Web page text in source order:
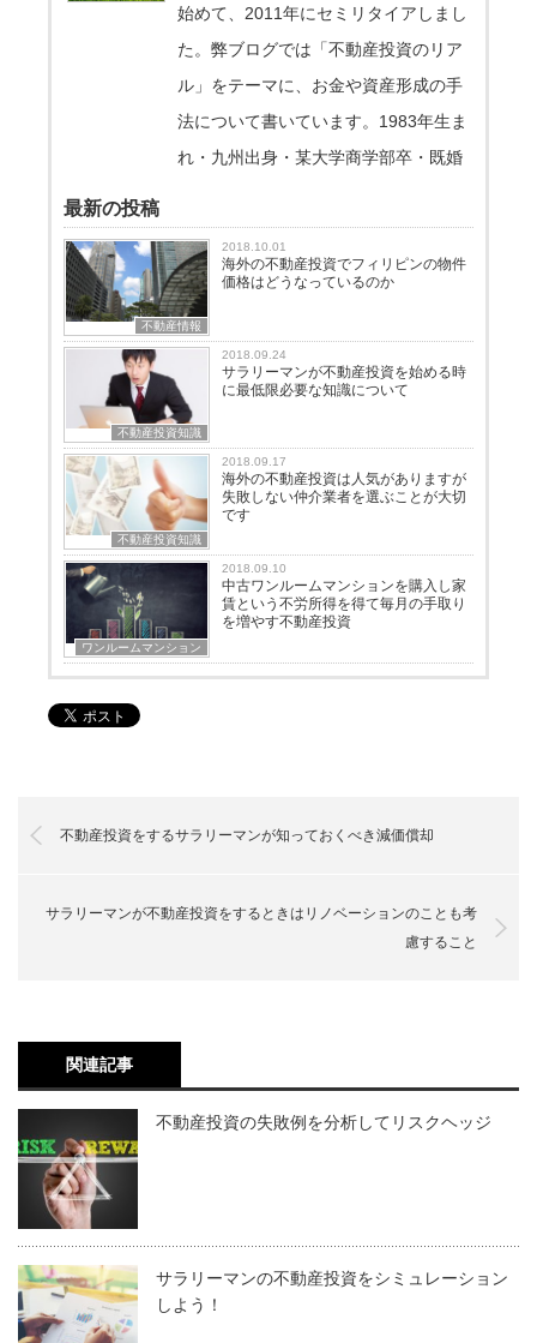
始めて、2011年にセミリタイアしまし
た。弊ブログでは「不動産投資のリア
ル」をテーマに、お金や資産形成の手
法について書いています。1983年生ま
れ・九州出身・某大学商学部卒・既婚
最新の投稿
不動産情報
2018.10.01
海外の不動産投資でフィリピンの物件
価格はどうなっているのか
不動産投資知識
2018.09.24
サラリーマンが不動産投資を始める時
に最低限必要な知識について
不動産投資知識
2018.09.17
海外の不動産投資は人気がありますが
失敗しない仲介業者を選ぶことが大切
です
ワンルームマンション
2018.09.10
中古ワンルームマンションを購入し家
賃という不労所得を得て毎月の手取り
を増やす不動産投資
不動産投資をするサラリーマンが知っておくべき減価償却
サラリーマンが不動産投資をするときはリノベーションのことも考
慮すること
関連記事
不動産投資の失敗例を分析してリスクヘッジ
サラリーマンの不動産投資をシミュレーション
しよう！